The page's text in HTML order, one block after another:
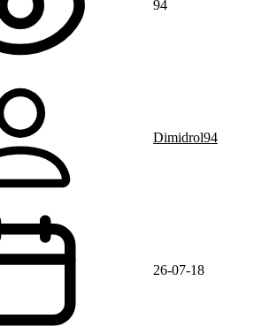
94
Dimidrol94
26-07-18